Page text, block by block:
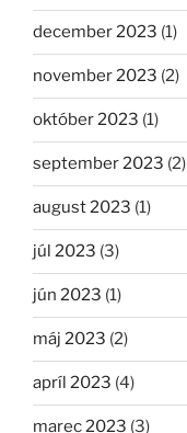
december 2023 (1)
november 2023 (2)
október 2023 (1)
september 2023 (2)
august 2023 (1)
júl 2023 (3)
jún 2023 (1)
máj 2023 (2)
apríl 2023 (4)
marec 2023 (3)